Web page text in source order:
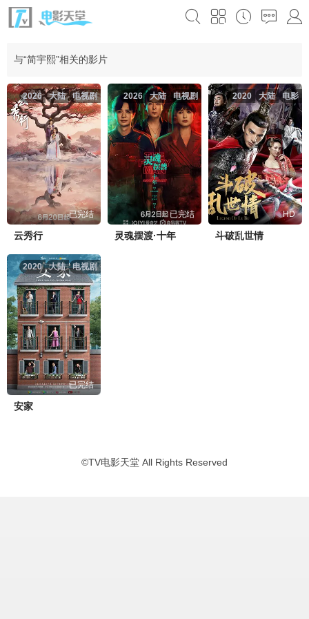
与“简宇熙”相关的影片
电视剧
大陆
2026
已完结
云秀行
电视剧
大陆
2026
已完结
灵魂摆渡·十年
电影
大陆
2020
HD
斗破乱世情
电视剧
大陆
2020
已完结
安家
©TV电影天堂 All Rights Reserved